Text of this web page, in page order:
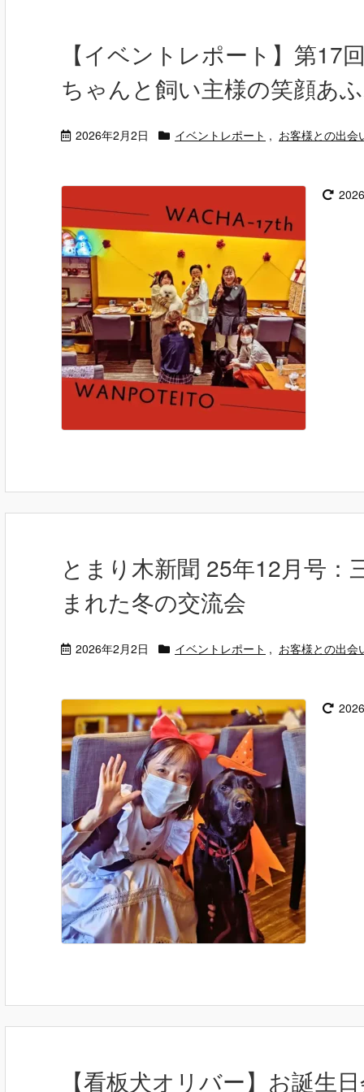
【イベントレポート】第17
ちゃんと飼い主様の笑顔あ
2026年2月2日 イベントレポート , お客様との出会
とまり木新聞 25年12月号
まれた冬の交流会
2026年2月2日 イベントレポート , お客様との出会
【看板犬オリバー】お誕生